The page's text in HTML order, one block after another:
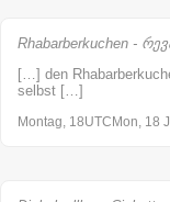
Rhabarberkuchen -
[…] den
selbst […]
Montag, 18UTCMon, 18